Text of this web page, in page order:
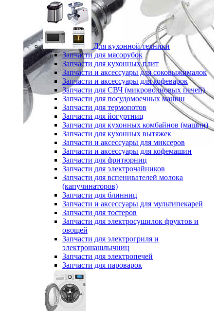
Для кухонной техники
Запчасти для мясорубок
Запчасти для кухонных плит
Запчасти и аксессуары для соковыжималок
Запчасти и аксессуары для кофеварок
Запчасти для СВЧ (микроволновых печей)
Запчасти для посудомоечных машин
Запчасти для термопотов
Запчасти для йогуртниц
Запчасти для кухонных комбайнов (машин)
Запчасти для кухонных вытяжек
Запчасти и аксессуары для миксеров
Запчасти и аксессуары для кофемашин
Запчасти для фритюрниц
Запчасти для электрочайников
Запчасти для вспенивателей молока
(капучинаторов)
Запчасти для блинниц
Запчасти и аксессуары для мультипекарей
Запчасти для тостеров
Запчасти для электросушилок фруктов и
овощей
Запчасти для электрогриля и
электрошашлычниц
Запчасти для электропечей
Запчасти для пароварок